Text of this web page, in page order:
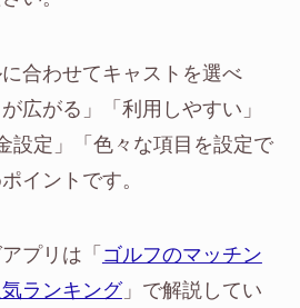
合わせてキャストを選べ
広がる」「利用しやすい」
設定」「色々な項目を設定で
イントです。
プリは「 ゴルフのマッチン
ランキング」で解説してい